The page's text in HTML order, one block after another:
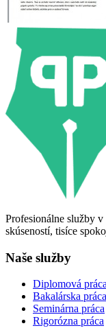
Profesionálne služby
skúseností, tisíce
Naše služby
Diplomová práca
Bakalárska práca
Seminárna práca
Rigorózna práca